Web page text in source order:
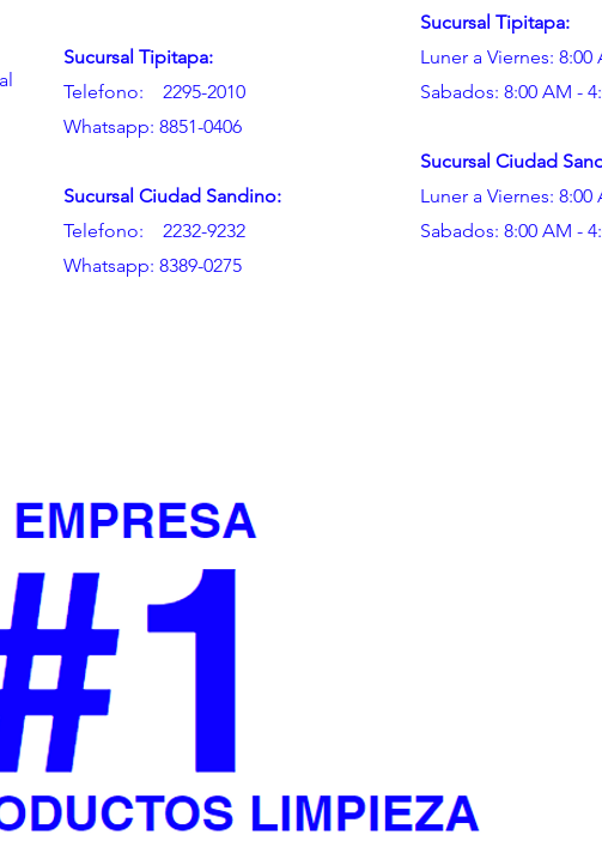
Sucursal Tipitapa:
Telefono: 2295-2010
Whatsapp: 8851-0406
Sucursal Ciudad Sandino:
Telefono: 2232-9232
Whatsapp: 8389-0275
Sucursal Tipitapa:
Luner a Viernes: 8:00
Sabados: 8:00 AM -
Sucursal Ciudad
Luner a Viernes: 8:00
Sabados: 8:00 AM -